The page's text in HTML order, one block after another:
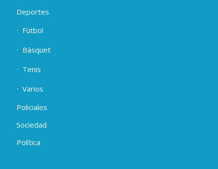
Deportes
Fútbol
Básquet
Tenis
Varios
Policiales
Sociedad
Política